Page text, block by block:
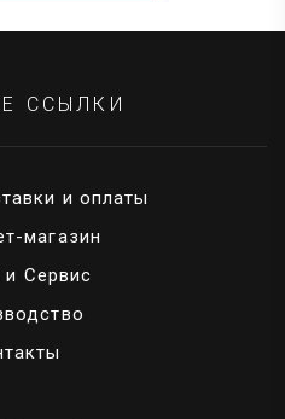
ССЫЛКИ
и оплаты
магазин
и Сервис